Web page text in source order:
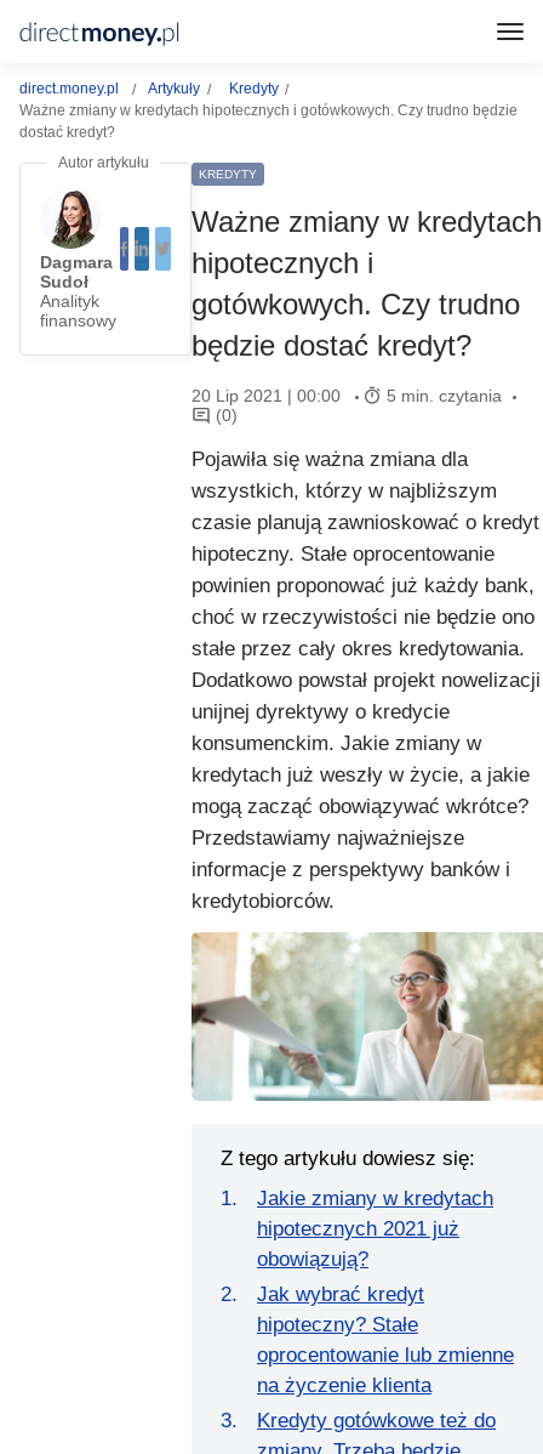
direct.money.pl Artykuły
Kredyty
Ważne zmiany w kredytach hipotecznych i gotówkowych. Czy trudno będzie
dostać kredyt?
Dagmara
Sudoł
Analityk
finansowy
KREDYTY
Ważne zmiany w kredytach
hipotecznych i
gotówkowych. Czy trudno
będzie dostać kredyt?
20 Lip 2021 | 00:00
5 min. czytania
(0)
Pojawiła się ważna zmiana dla
wszystkich, którzy w najbliższym
czasie planują zawnioskować o kredyt
hipoteczny. Stałe oprocentowanie
powinien proponować już każdy bank,
choć w rzeczywistości nie będzie ono
stałe przez cały okres kredytowania.
Dodatkowo powstał projekt nowelizacji
unijnej dyrektywy o kredycie
konsumenckim. Jakie zmiany w
kredytach już weszły w życie, a jakie
mogą zacząć obowiązywać wkrótce?
Przedstawiamy najważniejsze
informacje z perspektywy banków i
kredytobiorców.
Z tego artykułu dowiesz się:
Jakie zmiany w kredytach
hipotecznych 2021 już
obowiązują?
Jak wybrać kredyt
hipoteczny? Stałe
oprocentowanie lub zmienne
na życzenie klienta
Kredyty gotówkowe też do